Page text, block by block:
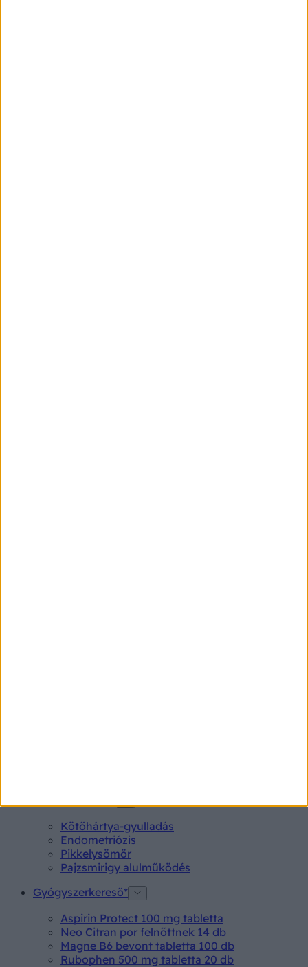
Kötőhártya-gyulladás
Endometriózis
Pikkelysömör
Pajzsmirigy alulműködés
Gyógyszerkereső*
Aspirin Protect 100 mg tabletta
Neo Citran por felnőttnek 14 db
Magne B6 bevont tabletta 100 db
Rubophen 500 mg tabletta 20 db